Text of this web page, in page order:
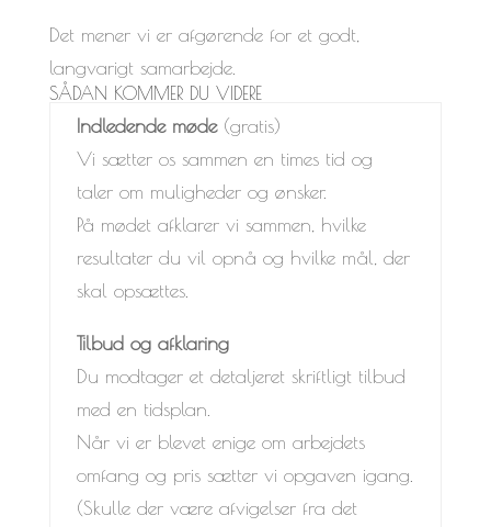
Det mener vi er afgørende for et godt,
langvarigt samarbejde.
SÅDAN KOMMER DU VIDERE
Indledende møde(gratis)
Vi sætter os sammen en times tid og
taler om muligheder og ønsker.
På mødet afklarer vi sammen, hvilke
resultater du vil opnå og hvilke mål, der
skal opsættes.
Tilbud og afklaring
Du modtager et detaljeret skriftligt tilbud
med en tidsplan.
Når vi er blevet enige om arbejdets
omfang og pris sætter vi opgaven igang.
(Skulle der være afvigelser fra det